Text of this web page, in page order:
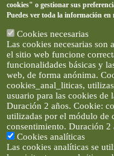
cookies" o gestionar sus
Puedes ver toda la información en
Cookies necesarias
Las cookies necesarias son
el sitio web funcione
funcionalidades básicas y
web, de forma anónima.
cookies_anal_liticas,
usuario para las cookies de
Duración 2 años. Cookie:
utilizadas por el módulo de
consentimiento. Duración 2
Cookies analíticas
Las cookies analíticas se